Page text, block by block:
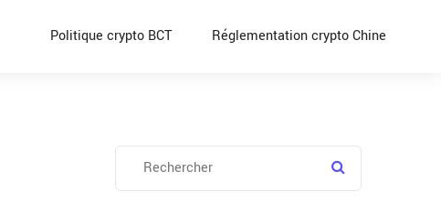
Politique crypto BCT Réglementation crypto Chine